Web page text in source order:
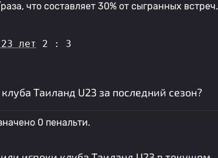
что составляет 30% от сыгранных встреч.
лет
2 : 3
Таиланд U23 за последний сезон?
0 пенальти.